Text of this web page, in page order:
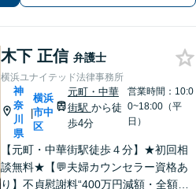
さい。おひとりで悩みを抱えず、まず
はご相談を！
木下 正信 弁護士
横浜ユナイテッド法律事務所
神
奈
川
県
|
横浜
市中
区
元町・中華
街駅 から徒
歩4分
営業時間：10:0
0~18:00（平
日）
【元町・中華街駅徒歩４分】★初回相
談無料★【💬夫婦カウンセラー資格あ
り】不貞慰謝料“400万円減額・全額免